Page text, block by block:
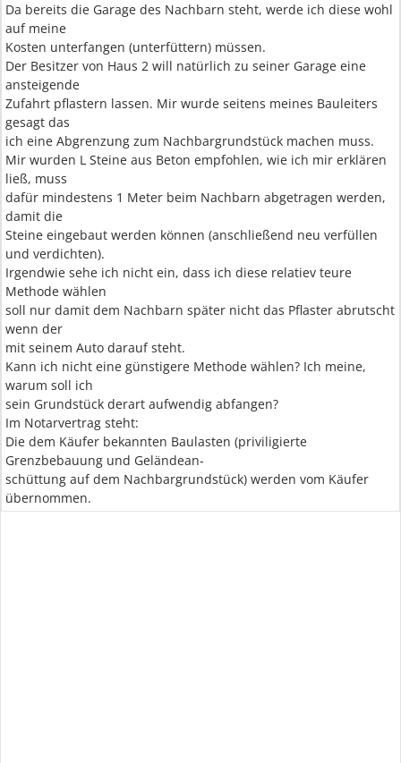
Da bereits die Garage des Nachbarn steht, werde ich diese wohl
auf meine
Kosten unterfangen (unterfüttern) müssen.
Der Besitzer von Haus 2 will natürlich zu seiner Garage eine
ansteigende
Zufahrt pflastern lassen. Mir wurde seitens meines Bauleiters
gesagt das
ich eine Abgrenzung zum Nachbargrundstück machen muss.
Mir wurden L Steine aus Beton empfohlen, wie ich mir erklären
ließ, muss
dafür mindestens 1 Meter beim Nachbarn abgetragen werden,
damit die
Steine eingebaut werden können (anschließend neu verfüllen
und verdichten).
Irgendwie sehe ich nicht ein, dass ich diese relatiev teure
Methode wählen
soll nur damit dem Nachbarn später nicht das Pflaster abrutscht
wenn der
mit seinem Auto darauf steht.
Kann ich nicht eine günstigere Methode wählen? Ich meine,
warum soll ich
sein Grundstück derart aufwendig abfangen?
Im Notarvertrag steht:
Die dem Käufer bekannten Baulasten (priviligierte
Grenzbebauung und Geländean-
schüttung auf dem Nachbargrundstück) werden vom Käufer
übernommen.